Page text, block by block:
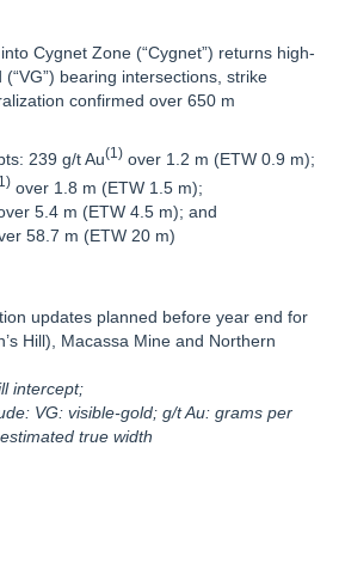
Cygnet Zone (“Cygnet”) returns high-
bearing intersections, strike
confirmed over 650 m
239 g/t Au(1) over 1.2 m (ETW 0.9 m);
over 1.8 m (ETW 1.5 m);
5.4 m (ETW 4.5 m); and
58.7 m (ETW 20 m)
updates planned before year end for
Hill), Macassa Mine and Northern
intercept;
VG: visible-gold; g/t Au: grams per
true width